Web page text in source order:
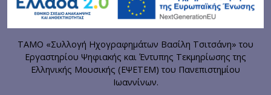
ΤΑΜΟ «Συλλογή Ηχογραφημάτων Βασίλη Τσιτσάνη» του
Εργαστηρίου Ψηφιακής και Έντυπης Τεκμηρίωσης της
Ελληνικής Μουσικής (ΕΨΕΤΕΜ) του Πανεπιστημίου
Ιωαννίνων.